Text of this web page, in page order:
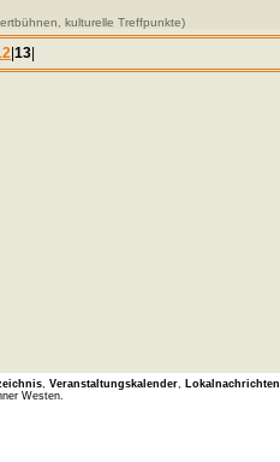
kulturelle Treffpunkte)
|13
, Veranstaltungskalender, Lokalnachrichten
Westen.